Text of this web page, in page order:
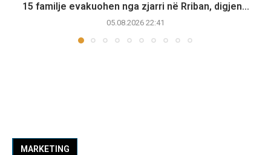
15 familje evakuohen nga zjarri në Rriban, digjen...
05.08.2026 22:41
MARKETING